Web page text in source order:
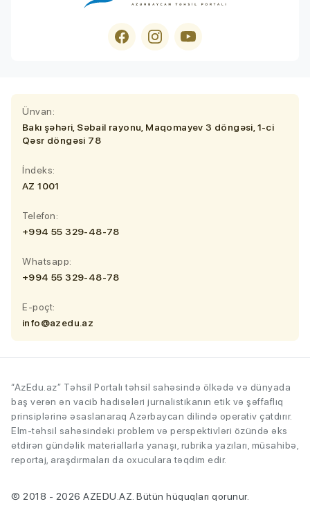
Ünvan:
Bakı şəhəri, Səbail rayonu, Maqomayev 3 döngəsi, 1-ci
Qəsr döngəsi 78
İndeks:
AZ 1001
Telefon:
+994 55 329-48-78
Whatsapp:
+994 55 329-48-78
E-poçt:
info@azedu.az
“AzEdu.az” Təhsil Portalı təhsil sahəsində ölkədə və dünyada
baş verən ən vacib hadisələri jurnalistikanın etik və şəffaflıq
prinsiplərinə əsaslanaraq Azərbaycan dilində operativ çatdırır.
Elm-təhsil sahəsindəki problem və perspektivləri özündə əks
etdirən gündəlik materiallarla yanaşı, rubrika yazıları, müsahibə,
reportaj, araşdırmaları da oxuculara təqdim edir.
© 2018 - 2026 AZEDU.AZ. Bütün hüquqları qorunur.